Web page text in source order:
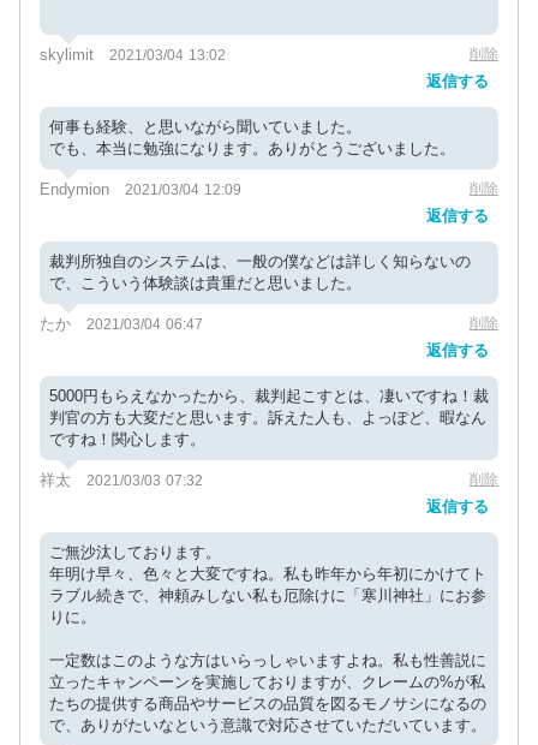
skylimit 2021/03/04 13:02 削除
返信する
何事も経験、と思いながら聞いていました。
でも、本当に勉強になります。ありがとうございました。
Endymion 2021/03/04 12:09 削除
返信する
裁判所独自のシステムは、一般の僕などは詳しく知らないの
で、こういう体験談は貴重だと思いました。
たか 2021/03/04 06:47 削除
返信する
5000円もらえなかったから、裁判起こすとは、凄いですね！裁
判官の方も大変だと思います。訴えた人も、よっぽど、暇なん
ですね！関心します。
祥太 2021/03/03 07:32 削除
返信する
ご無沙汰しております。
年明け早々、色々と大変ですね。私も昨年から年初にかけてト
ラブル続きで、神頼みしない私も厄除けに「寒川神社」にお参
りに。
一定数はこのような方はいらっしゃいますよね。私も性善説に
立ったキャンペーンを実施しておりますが、クレームの%が私
たちの提供する商品やサービスの品質を図るモノサシになるの
で、ありがたいなという意識で対応させていただいています。